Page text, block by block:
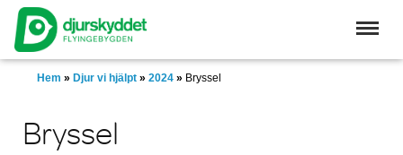
Skip
main
contentHem » Djur vi hjälpt » 2024 » Bryssel
Bryssel